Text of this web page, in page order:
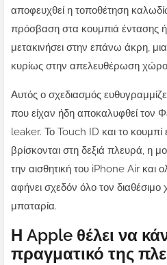
αποφευχθεί η τοποθέτηση
πρόσβαση στα κουμπιά έντασης
μετακινήσει στην επάνω άκρη,
κυρίως στην απελευθέρωση
Αυτός ο σχεδιασμός
που είχαν ήδη αποκαλυφθεί τον
leaker. Το Touch ID και το
βρίσκονται στη δεξιά πλευρά, η
την αισθητική του iPhone Air και
αφήνει σχεδόν όλο τον διαθέσιμο
μπαταρία.
Η Apple θέλει να
πραγματικό της